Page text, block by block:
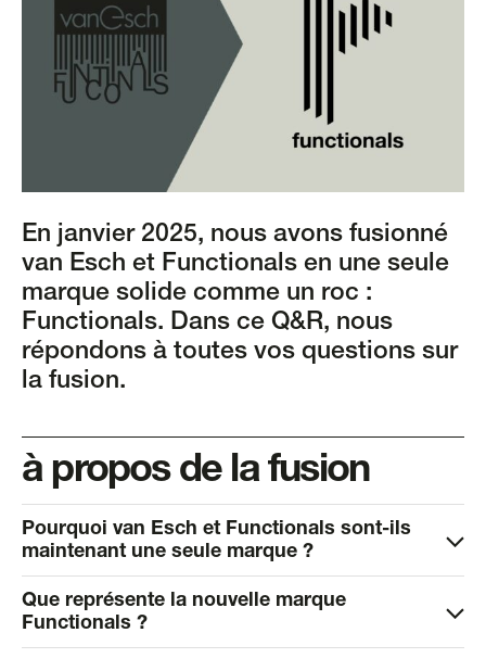
En janvier 2025, nous avons fusionné
van Esch et Functionals en une seule
marque solide comme un roc :
Functionals. Dans ce Q&R, nous
répondons à toutes vos questions sur
la fusion.
à propos de la fusion
Pourquoi van Esch et Functionals sont-ils
maintenant une seule marque ?
distinctes au sein d’une même entreprise familiale.
Ces dernières années, van Esch et Functionals se
Que représente la nouvelle marque
Functionals ?